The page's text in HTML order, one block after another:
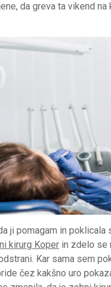
da greva ta vikend
ji pomagam in
kirurg Koper in zdelo se
Kar sama sem
čez kakšno uro